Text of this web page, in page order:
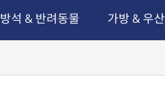
방석 & 반려동물 가방 & 우산